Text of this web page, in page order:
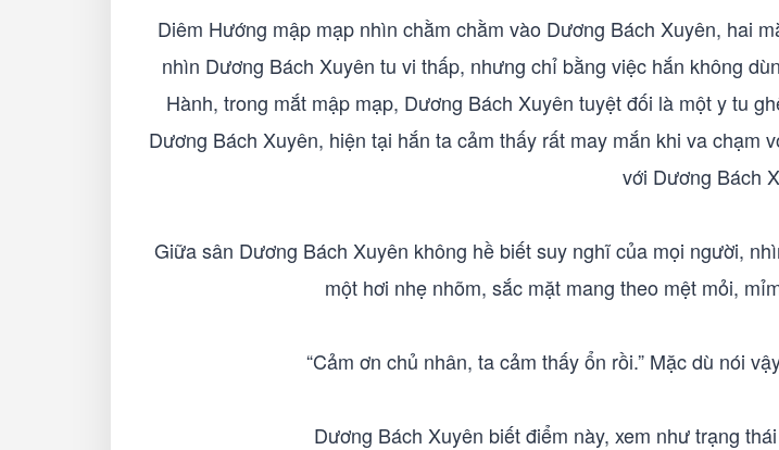
Diêm Hướng mập mạp nhìn chằm chằm vào Dương Bách Xuyên, hai
nhìn Dương Bách Xuyên tu vi thấp, nhưng chỉ bằng việc hắn không
Hành, trong mắt mập mạp, Dương Bách Xuyên tuyệt đối là một y tu
Dương Bách Xuyên, hiện tại hắn ta cảm thấy rất may mắn khi va
với Dương Bách
Giữa sân Dương Bách Xuyên không hề biết suy nghĩ của mọi người,
một hơi nhẹ nhõm, sắc mặt mang theo mệt mỏi,
“Cảm ơn chủ nhân, ta cảm thấy ổn rồi.” Mặc dù nói
Dương Bách Xuyên biết điểm này, xem như trạng